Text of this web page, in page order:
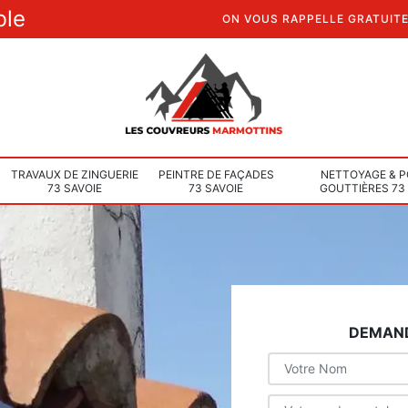
ON VOUS RAPPELLE
TRAVAUX DE ZINGUERIE
73 SAVOIE
PEINTRE DE FAÇADES
73 SAVOIE
NETTOYAGE &
GOUTTIÈRES 73